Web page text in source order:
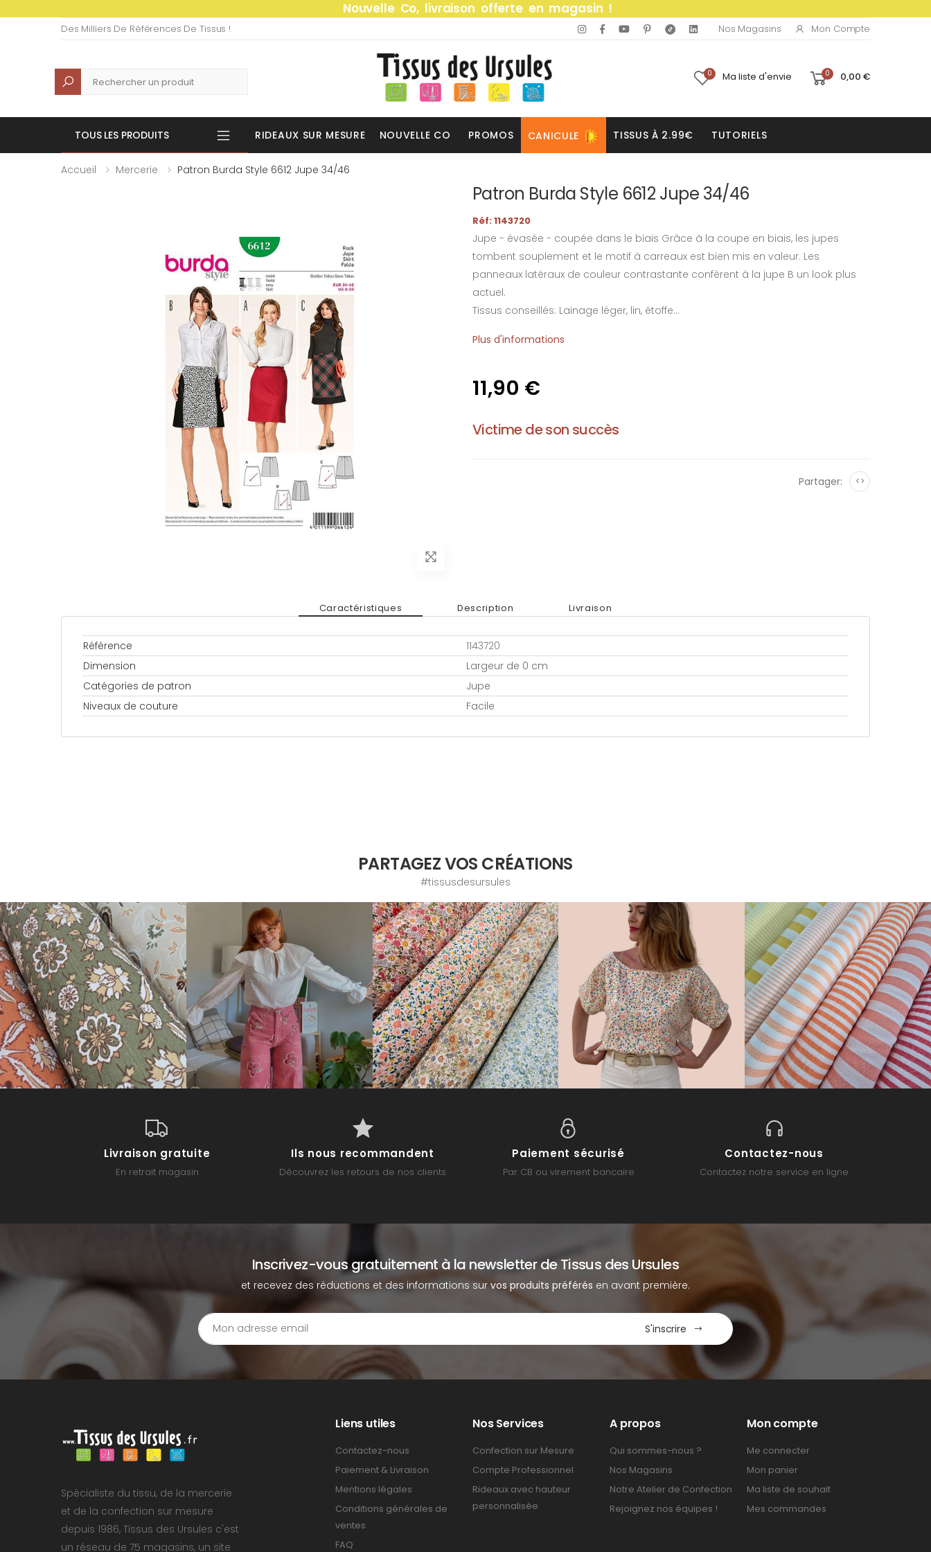
Nouvelle Co, livraison offerte en magasin !
Des Milliers De Références De Tissus ! Nos Magasins Mon Compte
Recherche 0 Ma liste d'envie 0 0,00 €
TOUS LES PRODUITS RIDEAUX SUR MESURE NOUVELLE CO PROMOS CANICULE TISSUS À 2.99€ TUTORIELS
Accueil Mercerie Patron Burda Style 6612 Jupe 34/46
Patron Burda Style 6612 Jupe 34/46
Réf: 1143720
Jupe - évasée - coupée dans le biais Grâce à la coupe en biais, les jupes
tombent souplement et le motif à carreaux est bien mis en valeur. Les
panneaux latéraux de couleur contrastante confèrent à la jupe B un look plus
actuel.
Tissus conseillés: Lainage léger, lin, étoffe...
Plus d'informations
11,90 €
Victime de son succès
Partager: <>
Caractéristiques Description Livraison
Référence
1143720
Dimension
Largeur de 0 cm
Catégories de patron
Jupe
Niveaux de couture
Facile
PARTAGEZ VOS CRÉATIONS
#tissusdesursules
Livraison gratuite
En retrait magasin
Ils nous recommandent
Découvrez les retours de nos clients
Paiement sécurisé
Par CB ou virement bancaire
Contactez-nous
Contactez notre service en ligne
Inscrivez-vous gratuitement à la newsletter de Tissus des Ursules
et recevez des réductions et des informations survos produits préférés en avant première.
S'inscrire
Spécialiste du tissu, de la mercerie
et de la confection sur mesure
depuis 1986, Tissus des Ursules c'est
un réseau de 75 magasins, un site
Liens utiles
Contactez-nous
Paiement & Livraison
Mentions légales
Conditions générales de
ventes
FAQ
Nos Services
Confection sur Mesure
Compte Professionnel
Rideaux avec hauteur
personnalisée
A propos
Qui sommes-nous ?
Nos Magasins
Notre Atelier de Confection
Rejoignez nos équipes !
Mon compte
Me connecter
Mon panier
Ma liste de souhait
Mes commandes